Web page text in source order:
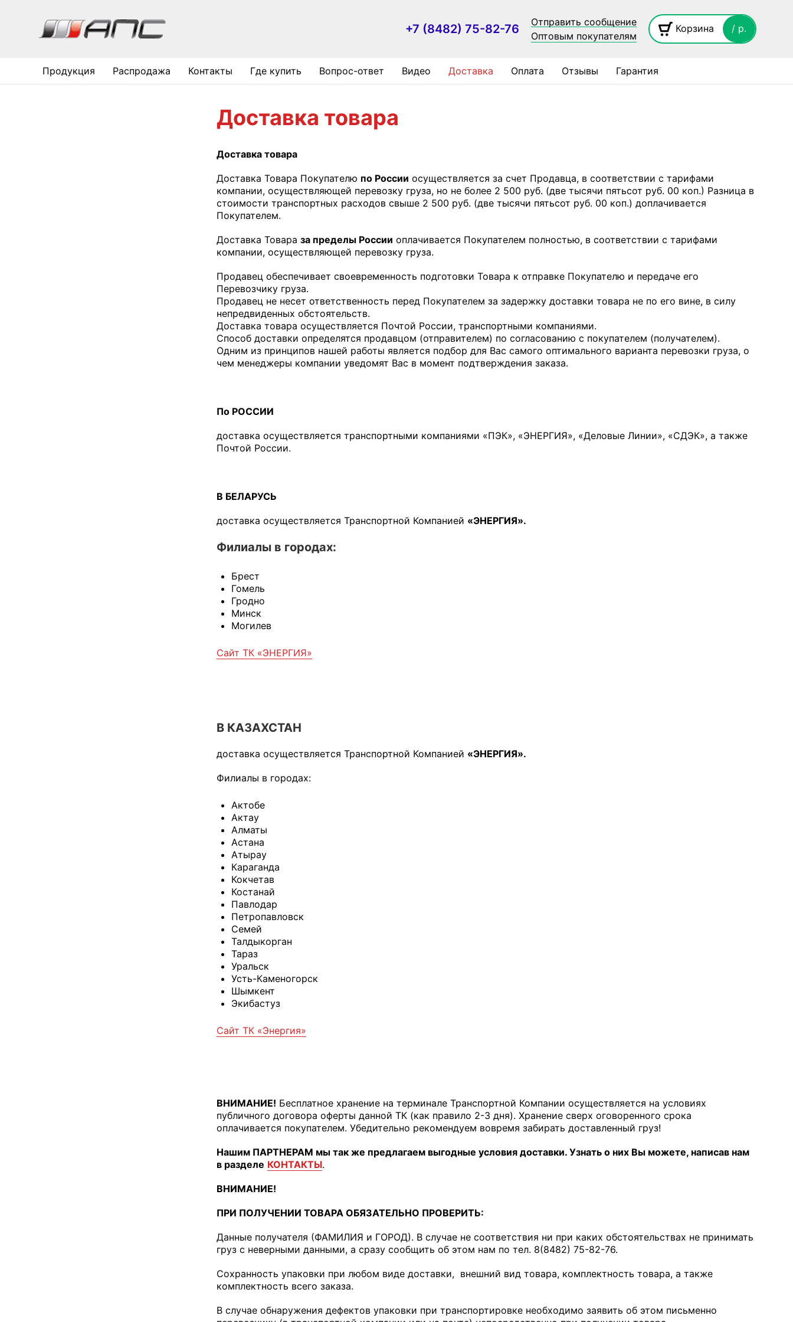
+7 (8482) 75-82-76
Отправить сообщение
Оптовым покупателям
Корзина / p.
Продукция Распродажа Контакты Где купить Вопрос-ответ Видео Доставка Оплата Отзывы Гарантия
Доставка товара
Доставка товара
Доставка Товара Покупателю по России осуществляется за счет Продавца, в соответствии с тарифами
компании, осуществляющей перевозку груза, но не более 2 500 руб. (две тысячи пятьсот руб. 00 коп.) Разница в
стоимости транспортных расходов свыше 2 500 руб. (две тысячи пятьсот руб. 00 коп.) доплачивается
Покупателем.
Доставка Товара за пределы России оплачивается Покупателем полностью, в соответствии с тарифами
компании, осуществляющей перевозку груза.
Продавец обеспечивает своевременность подготовки Товара к отправке Покупателю и передаче его
Перевозчику груза.
Продавец не несет ответственность перед Покупателем за задержку доставки товара не по его вине, в силу
непредвиденных обстоятельств.
Доставка товара осуществляется Почтой России, транспортными компаниями.
Способ доставки определятся продавцом (отправителем) по согласованию с покупателем (получателем).
Одним из принципов нашей работы является подбор для Вас самого оптимального варианта перевозки груза, о
чем менеджеры компании уведомят Вас в момент подтверждения заказа.
По РОССИИ
доставка осуществляется транспортными компаниями «ПЭК», «ЭНЕРГИЯ», «Деловые Линии», «СДЭК», а также
Почтой России.
В БЕЛАРУСЬ
доставка осуществляется Транспортной Компанией «ЭНЕРГИЯ».
Филиалы в городах:
Брест
Гомель
Гродно
Минск
Могилев
Сайт ТК «ЭНЕРГИЯ»
В КАЗАХСТАН
доставка осуществляется Транспортной Компанией «ЭНЕРГИЯ».
Филиалы в городах:
Актобе
Актау
Алматы
Астана
Атырау
Караганда
Кокчетав
Костанай
Павлодар
Петропавловск
Семей
Талдыкорган
Тараз
Уральск
Усть-Каменогорск
Шымкент
Экибастуз
Сайт ТК «Энергия»
ВНИМАНИЕ! Бесплатное хранение на терминале Транспортной Компании осуществляется на условиях
публичного договора оферты данной ТК (как правило 2-3 дня). Хранение сверх оговоренного срока
оплачивается покупателем. Убедительно рекомендуем вовремя забирать доставленный груз!
Нашим ПАРТНЕРАМ мы так же предлагаем выгодные условия доставки. Узнать о них Вы можете, написав нам
в разделе КОНТАКТЫ.
ВНИМАНИЕ!
ПРИ ПОЛУЧЕНИИ ТОВАРА ОБЯЗАТЕЛЬНО ПРОВЕРИТЬ:
Данные получателя (ФАМИЛИЯ и ГОРОД). В случае не соответствия ни при каких обстоятельствах не принимать
груз с неверными данными, а сразу сообщить об этом нам по тел. 8(8482) 75-82-76.
Сохранность упаковки при любом виде доставки, внешний вид товара, комплектность товара, а также
комплектность всего заказа.
В случае обнаружения дефектов упаковки при транспортировке необходимо заявить об этом письменно